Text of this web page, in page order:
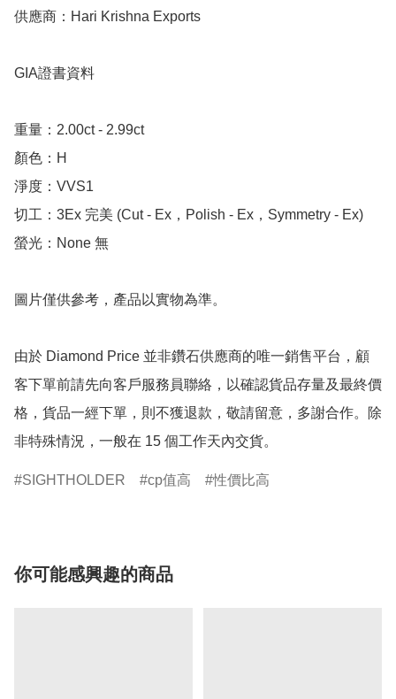
供應商：Hari Krishna Exports
GIA證書資料
重量：2.00ct - 2.99ct
顏色：H
淨度：VVS1
切工：3Ex 完美 (Cut - Ex，Polish - Ex，Symmetry - Ex)
螢光：None 無
圖片僅供參考，產品以實物為準。
由於 Diamond Price 並非鑽石供應商的唯一銷售平台，顧
客下單前請先向客戶服務員聯絡，以確認貨品存量及最終價
格，貨品一經下單，則不獲退款，敬請留意，多謝合作。除
非特殊情況，一般在 15 個工作天內交貨。
SIGHTHOLDER cp值高 性價比高
你可能感興趣的商品